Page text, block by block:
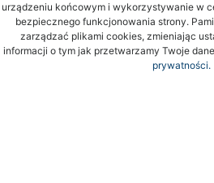
urządzeniu końcowym i wykorzystywanie w
bezpiecznego funkcjonowania strony.
zarządzać plikami cookies, zmieniając
informacji o tym jak przetwarzamy Twoje
prywatności.